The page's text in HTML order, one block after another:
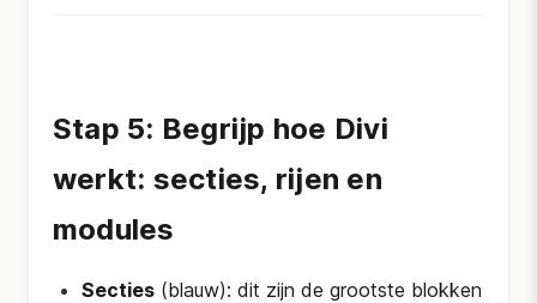
Stap 5: Begrijp hoe Divi
werkt: secties, rijen en
modules
Secties (blauw): dit zijn de grootste blokken